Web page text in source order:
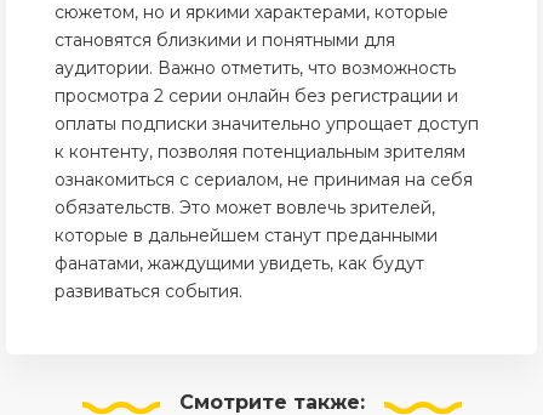
сюжетом, но и яркими характерами, которые
становятся близкими и понятными для
аудитории. Важно отметить, что возможность
просмотра 2 серии онлайн без регистрации и
оплаты подписки значительно упрощает доступ
к контенту, позволяя потенциальным зрителям
ознакомиться с сериалом, не принимая на себя
обязательств. Это может вовлечь зрителей,
которые в дальнейшем станут преданными
фанатами, жаждущими увидеть, как будут
развиваться события.
Смотрите также: